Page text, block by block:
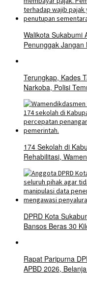
Walikota Sukabumi
Penunggak Jangan
Terungkap, Kades
Narkoba, Polisi
174 Sekolah di
Rehabilitasi,
DPRD Kota
Bansos Beras 30
Rapat Paripurna
APBD 2026,